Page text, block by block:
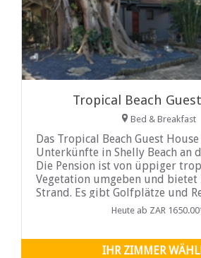
Tropical Beach
Bed & Breakfast
Das Tropical Beach Guest
Unterkünfte in Shelly Beach an
Die Pension ist von üppiger
Vegetation umgeben und bietet
Strand. Es gibt Golfplätze und
der Nähe und die berühmte
Heute ab ZAR
IHR ZIMMER